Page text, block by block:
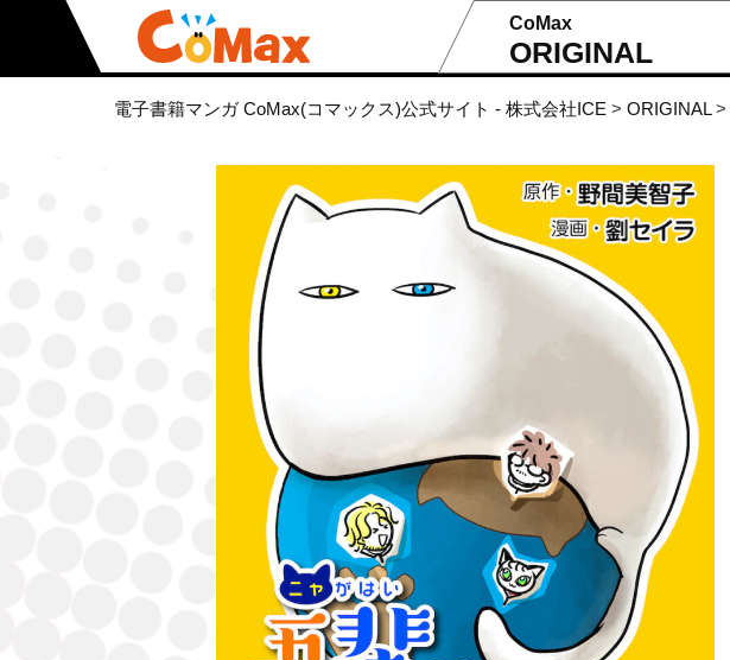
CoMax
ORIGINAL
電子書籍マンガ CoMax(コマックス)公式サイト - 株式会社ICE > ORIGINAL>